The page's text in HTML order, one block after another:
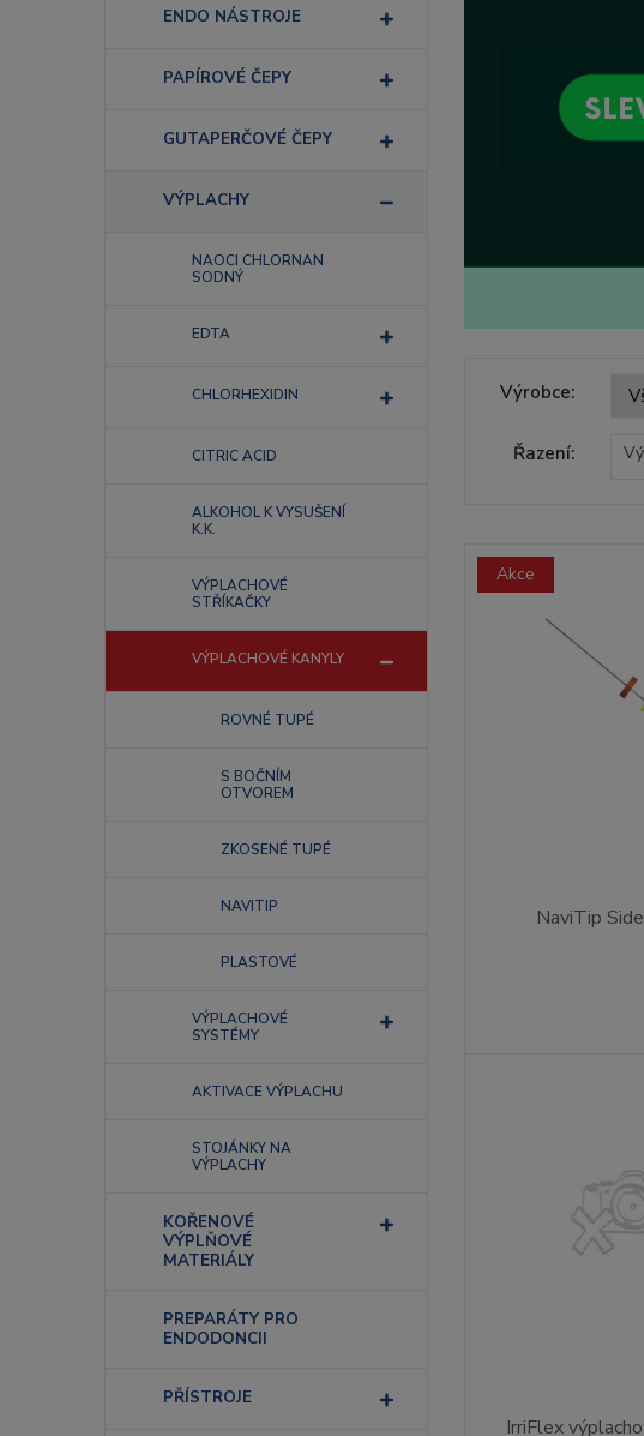
ENDO NÁSTROJE
PAPÍROVÉ ČEPY
GUTAPERČOVÉ ČEPY
VÝPLACHY
NAOCI CHLORNAN
SODNÝ
EDTA
CHLORHEXIDIN
CITRIC ACID
ALKOHOL K VYSUŠENÍ
K.K.
VÝPLACHOVÉ
STŘÍKAČKY
VÝPLACHOVÉ KANYLY
ROVNÉ TUPÉ
S BOČNÍM
OTVOREM
ZKOSENÉ TUPÉ
NAVITIP
PLASTOVÉ
VÝPLACHOVÉ
SYSTÉMY
AKTIVACE VÝPLACHU
STOJÁNKY NA
VÝPLACHY
KOŘENOVÉ
VÝPLŇOVÉ
MATERIÁLY
PREPARÁTY PRO
ENDODONCII
PŘÍSTROJE
Výrobce:
Řazení:
Akce
NaviTip
IrriFlex